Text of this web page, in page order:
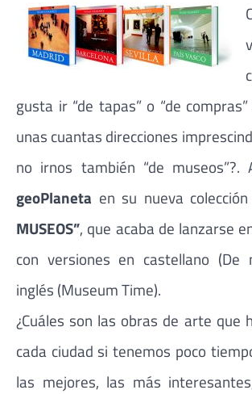
gusta ir “de tapas” o “de
unas cuantas direcciones
no irnos también “de museos”?.
geoPlaneta en su nueva
MUSEOS”, que acaba de lanzarse
con versiones en castellano (De
inglés (Museum Time).
¿Cuáles son las obras de arte que
cada ciudad si tenemos poco
las mejores, las más